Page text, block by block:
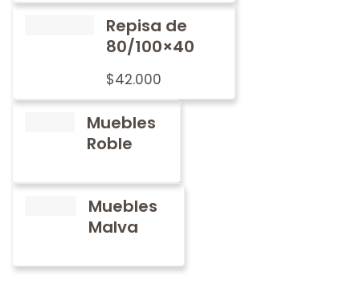
Repisa de
80/100×40
$42.000
Muebles
Roble
Muebles
Malva